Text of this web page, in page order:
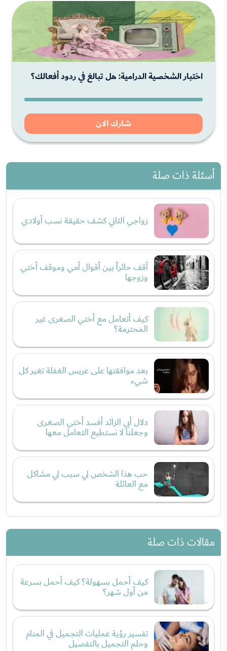
اختبار الشخصية الدرامية: هل تبالغ في ردود أفعالك؟
شارك الان
أسئلة ذات صلة
زواجي الثاني كشف حقيقة نسب أولادي
أقف حائراً بين أقوال أمي وموقف أختي
وزوجها
كيف أتعامل مع أختي الصغرى غير
المحترمة؟
بعد موافقتها على عريس الغفلة تغير كل
شيء
دلال أبي الزائد أفسد أختي الصغرى
وجعلنا لا نستطيع التعامل معها
حب هذا الشخص لي سبب لي مشاكل
مع العائلة
مقالات ذات صلة
كيف أحمل بسهولة؟ كيف أحمل بسرعة
من أول شهر؟
تفسير رؤية عمليات التجميل في المنام
وحلم التجميل بالتفصيل